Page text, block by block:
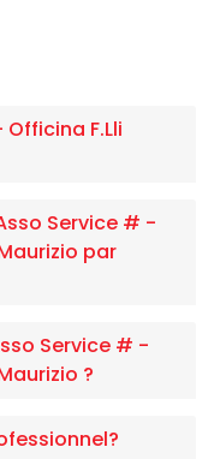
F.Lli
Service # -
par
Service # -
?